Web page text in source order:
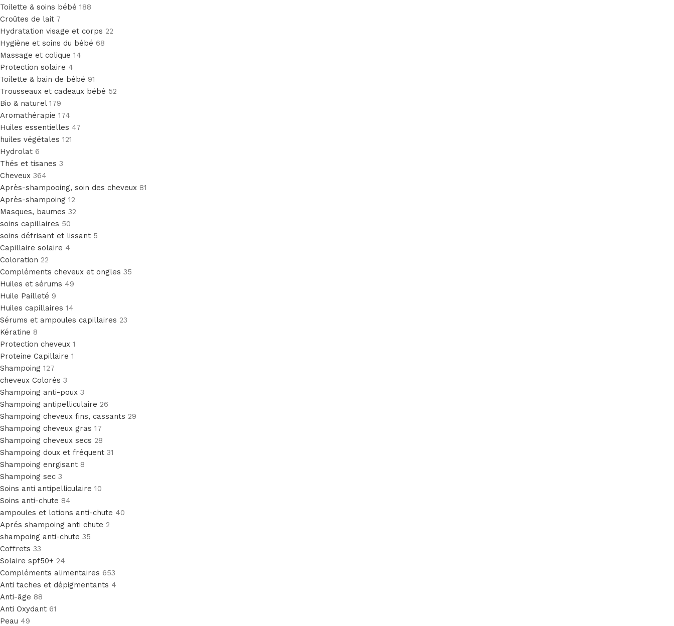
Toilette & soins bébé 188
Croûtes de lait 7
Hydratation visage et corps 22
Hygiène et soins du bébé 68
Massage et colique 14
Protection solaire 4
Toilette & bain de bébé 91
Trousseaux et cadeaux bébé 52
Bio & naturel 179
Aromathérapie 174
Huiles essentielles 47
huiles végétales 121
Hydrolat 6
Thés et tisanes 3
Cheveux 364
Après-shampooing, soin des cheveux 81
Après-shampoing 12
Masques, baumes 32
soins capillaires 50
soins défrisant et lissant 5
Capillaire solaire 4
Coloration 22
Compléments cheveux et ongles 35
Huiles et sérums 49
Huile Pailleté 9
Huiles capillaires 14
Sérums et ampoules capillaires 23
Kératine 8
Protection cheveux 1
Proteine Capillaire 1
Shampoing 127
cheveux Colorés 3
Shampoing anti-poux 3
Shampoing antipelliculaire 26
Shampoing cheveux fins, cassants 29
Shampoing cheveux gras 17
Shampoing cheveux secs 28
Shampoing doux et fréquent 31
Shampoing enrgisant 8
Shampoing sec 3
Soins anti antipelliculaire 10
Soins anti-chute 84
ampoules et lotions anti-chute 40
Aprés shampoing anti chute 2
shampoing anti-chute 35
Coffrets 33
Solaire spf50+ 24
Compléments alimentaires 653
Anti taches et dépigmentants 4
Anti-âge 88
Anti Oxydant 61
Peau 49